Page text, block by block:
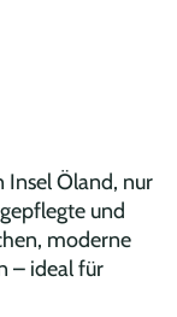
Insel Öland, nur
und
moderne
– ideal für